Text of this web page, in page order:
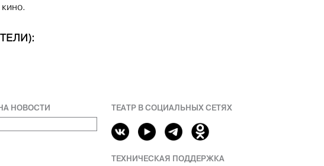
НОВОСТИ ТЕАТР В СОЦИАЛЬНЫХ СЕТЯХ
ТЕХНИЧЕСКАЯ ПОДДЕРЖКА